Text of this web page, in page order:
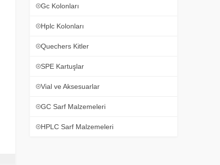
Gc Kolonları
Hplc Kolonları
Quechers Kitler
SPE Kartuşlar
Vial ve Aksesuarlar
GC Sarf Malzemeleri
HPLC Sarf Malzemeleri